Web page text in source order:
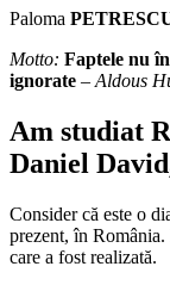
Paloma
Motto: Faptele nu
ignorate – Aldous
Am studiat
Daniel
Consider că este o
prezent, în România.
care a fost realizată.